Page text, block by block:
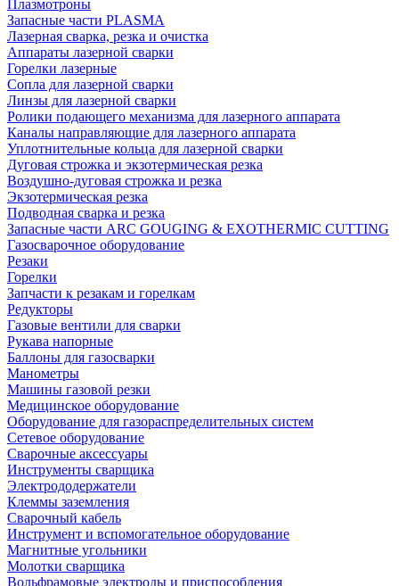
Плазмотроны
Запасные части PLASMA
Лазерная сварка, резка и очистка
Аппараты лазерной сварки
Горелки лазерные
Сопла для лазерной сварки
Линзы для лазерной сварки
Ролики подающего механизма для лазерного аппарата
Каналы направляющие для лазерного аппарата
Уплотнительные кольца для лазерной сварки
Дуговая строжка и экзотермическая резка
Воздушно-дуговая строжка и резка
Экзотермическая резка
Подводная сварка и резка
Запасные части ARC GOUGING & EXOTHERMIC CUTTING
Газосварочное оборудование
Резаки
Горелки
Запчасти к резакам и горелкам
Редукторы
Газовые вентили для сварки
Рукава напорные
Баллоны для газосварки
Манометры
Машины газовой резки
Медицинское оборудование
Оборудование для газораспределительных систем
Сетевое оборудование
Сварочные аксессуары
Инструменты сварщика
Электрододержатели
Клеммы заземления
Сварочный кабель
Инструмент и вспомогательное оборудование
Магнитные угольники
Молотки сварщика
Вольфрамовые электроды и приспособления